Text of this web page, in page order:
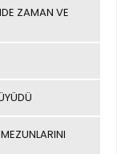
ZAMAN VE